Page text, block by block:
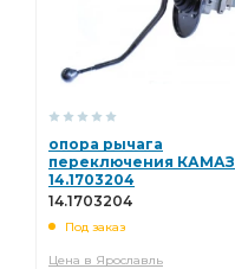
опора рычага
переключения КАМАЗ
14.1703204
14.1703204
Под заказ
Цена в Ярославль